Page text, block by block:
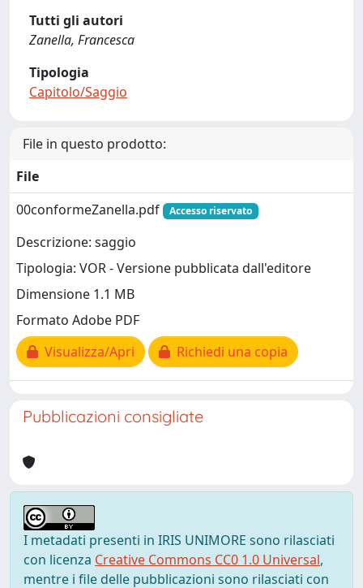
Tutti gli autori
Zanella, Francesca
Tipologia
Capitolo/Saggio
File in questo prodotto:
File
00conformeZanella.pdf
Accesso riservato
Descrizione: saggio
Tipologia: VOR - Versione pubblicata dall'editore
Dimensione 1.1 MB
Formato Adobe PDF
Visualizza/Apri
Richiedi una copia
Pubblicazioni consigliate
I metadati presenti in IRIS UNIMORE sono rilasciati
con licenza Creative Commons CC0 1.0 Universal,
mentre i file delle pubblicazioni sono rilasciati con